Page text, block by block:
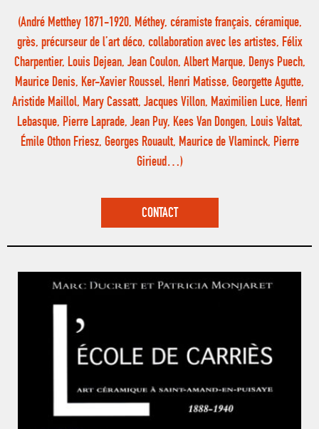
(André Metthey 1871-1920, Méthey, céramiste français, céramique,
grès, précurseur de l’art déco, collaboration avec les artistes, Félix
Charpentier, Louis Dejean, Jean Coulon, Albert Marque, Denys Puech,
Maurice Denis, Ker-Xavier Roussel, Henri Matisse, Georgette Agutte,
Aristide Maillol, Mary Cassatt, Jacques Villon, Maximilien Luce, Henri
Lebasque, Pierre Laprade, Jean Puy, Kees Van Dongen, Louis Valtat,
Émile Othon Friesz, Georges Rouault, Maurice de Vlaminck, Pierre
Girieud…)
CONTACT